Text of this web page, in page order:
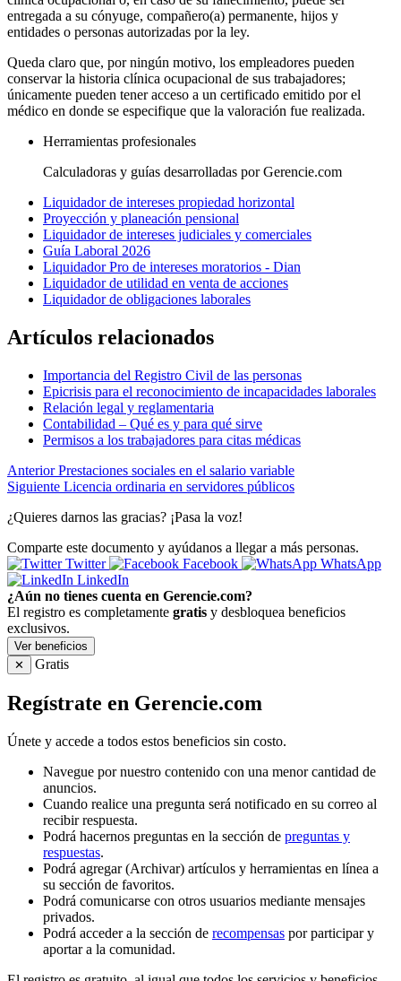
entregada a su cónyuge, compañero(a) permanente, hijos y
entidades o personas autorizadas por la ley.
Queda claro que, por ningún motivo, los empleadores pueden
conservar la historia clínica ocupacional de sus trabajadores;
únicamente pueden tener acceso a un certificado emitido por el
médico en donde se especifique que la valoración fue realizada.
Herramientas profesionales
Calculadoras y guías desarrolladas por Gerencie.com
Liquidador de intereses propiedad horizontal
Proyección y planeación pensional
Liquidador de intereses judiciales y comerciales
Guía Laboral 2026
Liquidador Pro de intereses moratorios - Dian
Liquidador de utilidad en venta de acciones
Liquidador de obligaciones laborales
Artículos relacionados
Importancia del Registro Civil de las personas
Epicrisis para el reconocimiento de incapacidades laborales
Relación legal y reglamentaria
Contabilidad – Qué es y para qué sirve
Permisos a los trabajadores para citas médicas
Anterior Prestaciones sociales en el salario variable
Siguiente Licencia ordinaria en servidores públicos
¿Quieres darnos las gracias? ¡Pasa la voz!
Comparte este documento y ayúdanos a llegar a más personas.
Twitter
Facebook
WhatsApp
LinkedIn
¿Aún no tienes cuenta en Gerencie.com?
El registro es completamente gratis y desbloquea beneficios
exclusivos.
Ver beneficios
✕
Gratis
Regístrate en Gerencie.com
Únete y accede a todos estos beneficios sin costo.
Navegue por nuestro contenido con una menor cantidad de
anuncios.
Cuando realice una pregunta será notificado en su correo al
recibir respuesta.
Podrá hacernos preguntas en la sección de preguntas y
respuestas.
Podrá agregar (Archivar) artículos y herramientas en línea a
su sección de favoritos.
Podrá comunicarse con otros usuarios mediante mensajes
privados.
Podrá acceder a la sección de recompensas por participar y
aportar a la comunidad.